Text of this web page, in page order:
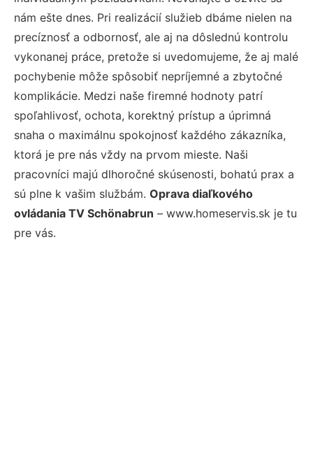
nám ešte dnes. Pri realizácií služieb dbáme nielen na
precíznosť a odbornosť, ale aj na dôslednú kontrolu
vykonanej práce, pretože si uvedomujeme, že aj malé
pochybenie môže spôsobiť nepríjemné a zbytočné
komplikácie. Medzi naše firemné hodnoty patrí
spoľahlivosť, ochota, korektný prístup a úprimná
snaha o maximálnu spokojnosť každého zákazníka,
ktorá je pre nás vždy na prvom mieste. Naši
pracovníci majú dlhoročné skúsenosti, bohatú prax a
sú plne k vašim službám. Oprava diaľkového
ovládania TV Schönabrun – www.homeservis.sk je tu
pre vás.